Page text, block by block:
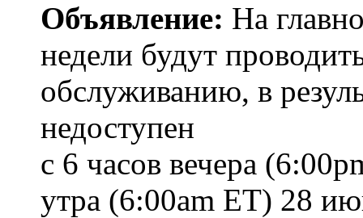
Объявление: На
недели будут
обслуживанию, в
недоступен
с 6 часов вечера
утра (6:00am ET) 28